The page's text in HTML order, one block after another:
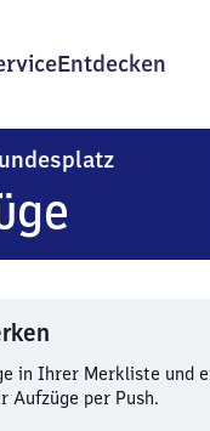
Entdecken
in Ihrer Merkliste und
Aufzüge per Push.